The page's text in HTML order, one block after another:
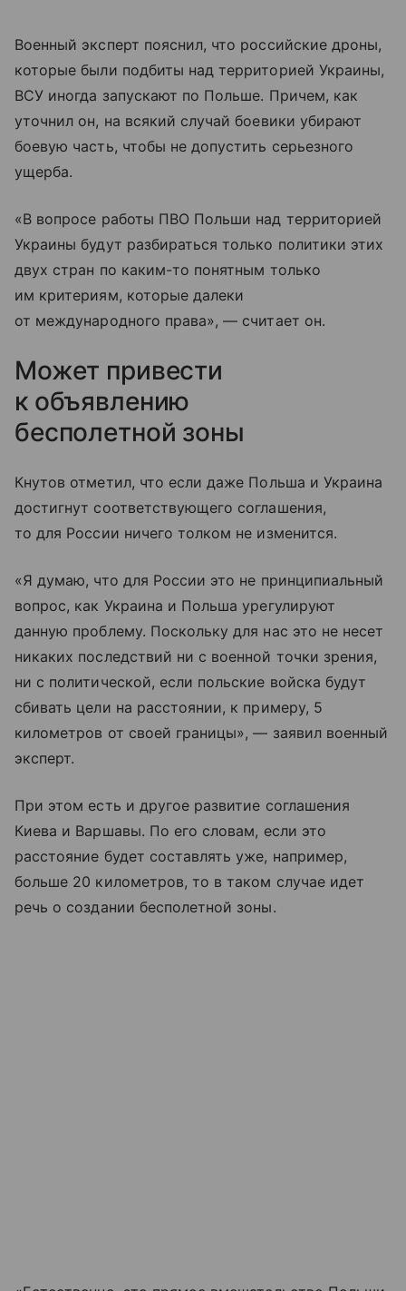
Военный эксперт пояснил, что российские дроны,
которые были подбиты над территорией Украины,
ВСУ иногда запускают по Польше. Причем, как
уточнил он, на всякий случай боевики убирают
боевую часть, чтобы не допустить серьезного
ущерба.
«В вопросе работы ПВО Польши над территорией
Украины будут разбираться только политики этих
двух стран по каким-то понятным только
им критериям, которые далеки
от международного права», — считает он.
Может привести
к объявлению
бесполетной зоны
Кнутов отметил, что если даже Польша и Украина
достигнут соответствующего соглашения,
то для России ничего толком не изменится.
«Я думаю, что для России это не принципиальный
вопрос, как Украина и Польша урегулируют
данную проблему. Поскольку для нас это не несет
никаких последствий ни с военной точки зрения,
ни с политической, если польские войска будут
сбивать цели на расстоянии, к примеру, 5
километров от своей границы», — заявил военный
эксперт.
При этом есть и другое развитие соглашения
Киева и Варшавы. По его словам, если это
расстояние будет составлять уже, например,
больше 20 километров, то в таком случае идет
речь о создании бесполетной зоны.